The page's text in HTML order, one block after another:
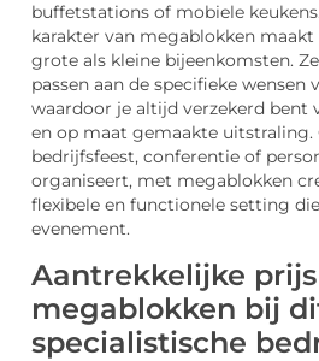
buffetstations of mobiele
karakter van megablokken maakt
grote als kleine bijeenkomsten.
passen aan de specifieke wensen
waardoor je altijd verzekerd bent
en op maat gemaakte uitstraling.
bedrijfsfeest, conferentie of
organiseert, met megablokken
flexibele en functionele setting
evenement.
Aantrekkelijke
megablokken bij
specialistische